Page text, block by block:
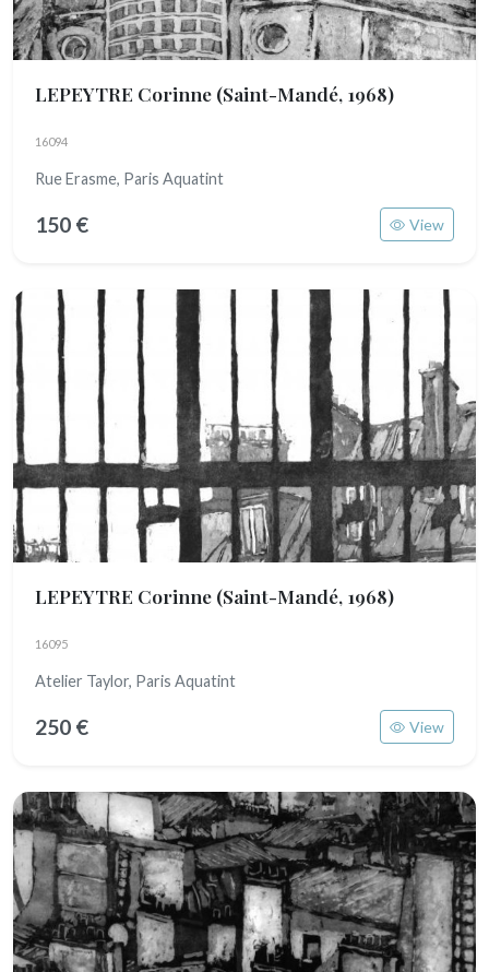
LEPEYTRE Corinne (Saint-Mandé, 1968)
16094
Rue Erasme, Paris Aquatint
150 € View
LEPEYTRE Corinne (Saint-Mandé, 1968)
16095
Atelier Taylor, Paris Aquatint
250 € View